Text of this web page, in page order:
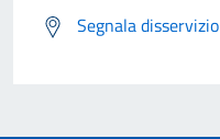
Segnala disservizio